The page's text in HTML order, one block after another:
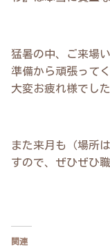
猛暑の中、ご来場
準備から頑張って
大変お疲れ様でした
また来月も（場所
すので、ぜひぜひ
関連